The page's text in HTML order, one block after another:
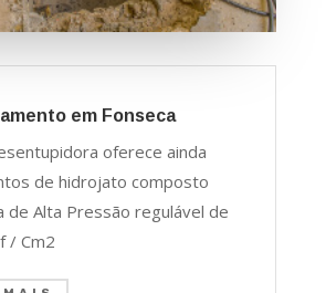
em Fonseca
oferece ainda
de hidrojato composto
de Alta Pressão regulável de
/ Cm2